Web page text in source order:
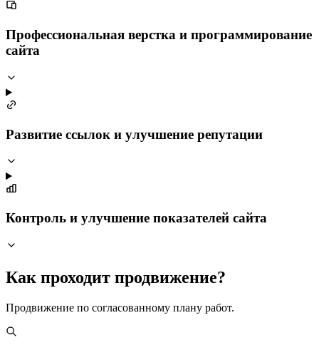
Профессиональная верстка и программирование
сайта
Развитие ссылок и улучшение репутации
Контроль и улучшение показателей сайта
Как проходит продвижение?
Продвижение по согласованному плану работ.